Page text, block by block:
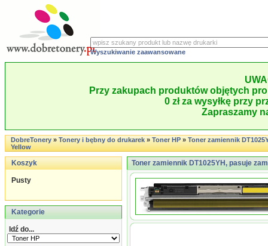
Wyszukiwanie zaawansowane
Przy zakupach produktów objętych
0 zł za wysyłkę przy
Zapraszamy
DobreTonery»Tonery i bębny do drukarek»Toner HP»Toner zamiennik
Yellow
Koszyk
Pusty
Kategorie
Idź do...
Toner zamiennik DT1025YH, pasuje